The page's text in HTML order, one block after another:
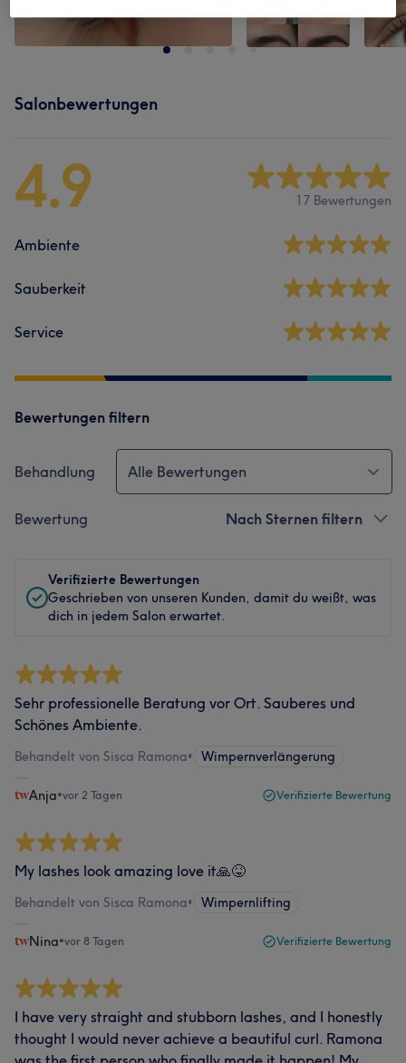
Salonbewertungen
4.9 17 Bewertungen
Ambiente
Sauberkeit
Service
Bewertungen filtern
Behandlung Alle Bewertungen
Bewertung Nach Sternen filtern
Verifizierte Bewertungen
Geschrieben von unseren Kunden, damit du weißt, was
dich in jedem Salon erwartet.
Sehr professionelle Beratung vor Ort. Sauberes und
Schönes Ambiente.
Behandelt von Sisca Ramona• Wimpernverlängerung
Anja•vor 2 Tagen Verifizierte Bewertung
My lashes look amazing love it🙏😝
Behandelt von Sisca Ramona• Wimpernlifting
Nina•vor 8 Tagen Verifizierte Bewertung
I have very straight and stubborn lashes, and I honestly
thought I would never achieve a beautiful curl. Ramona